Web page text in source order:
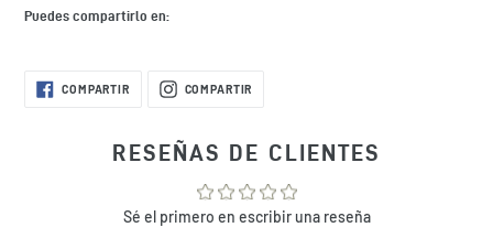
Puedes compartirlo en:
Agregando
COMPARTIRCOMPARTIR
EN COMPARTIR
RESEÑAS DE CLIENTES
Sé el primero en escribir una reseña